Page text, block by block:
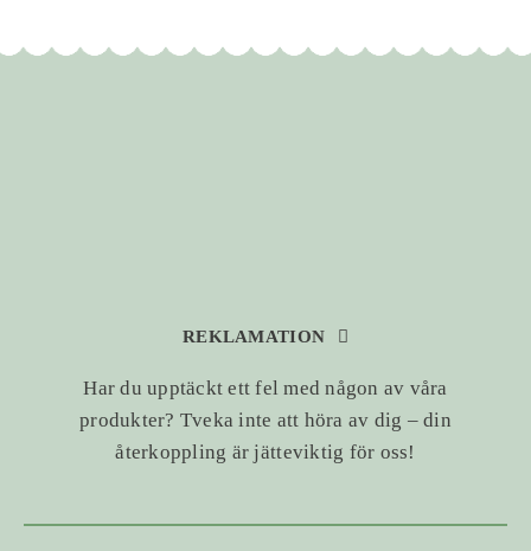
REKLAMATION
Har du upptäckt ett fel med någon av våra
produkter? Tveka inte att höra av dig – din
återkoppling är jätteviktig för oss!